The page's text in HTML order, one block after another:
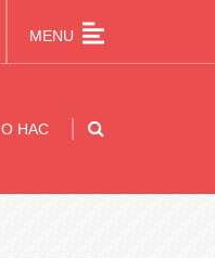
MENU
О НАС